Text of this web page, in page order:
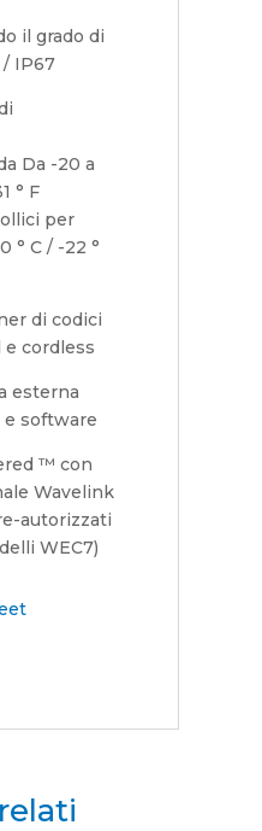
il grado di
IP67
Da -20 a
° F
per
° C / -22 °
di codici
cordless
esterna
e software
™ con
Wavelink
autorizzati
WEC7)